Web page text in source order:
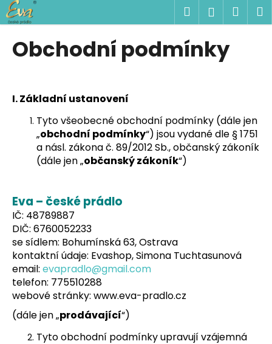
Přejít
na
obsah
Hledat
Obchodní podmínky
I.Základní ustanovení
Tyto všeobecné obchodní podmínky (dále jen
„obchodní podmínky“) jsou vydané dle § 1751
a násl. zákona č. 89/2012 Sb., občanský zákoník
(dále jen „občanský zákoník“)
Eva – české prádlo
IČ: 48789887
DIČ: 6760052233
se sídlem: Bohumínská 63, Ostrava
kontaktní údaje: Evashop, Simona Tuchtasunová
email: evapradlo@gmail.com
telefon: 775510288
webové stránky: www.eva-pradlo.cz
(dále jen „prodávající“)
Tyto obchodní podmínky upravují vzájemná
K
o
p
u
j
e
t
e
n
a
j
í